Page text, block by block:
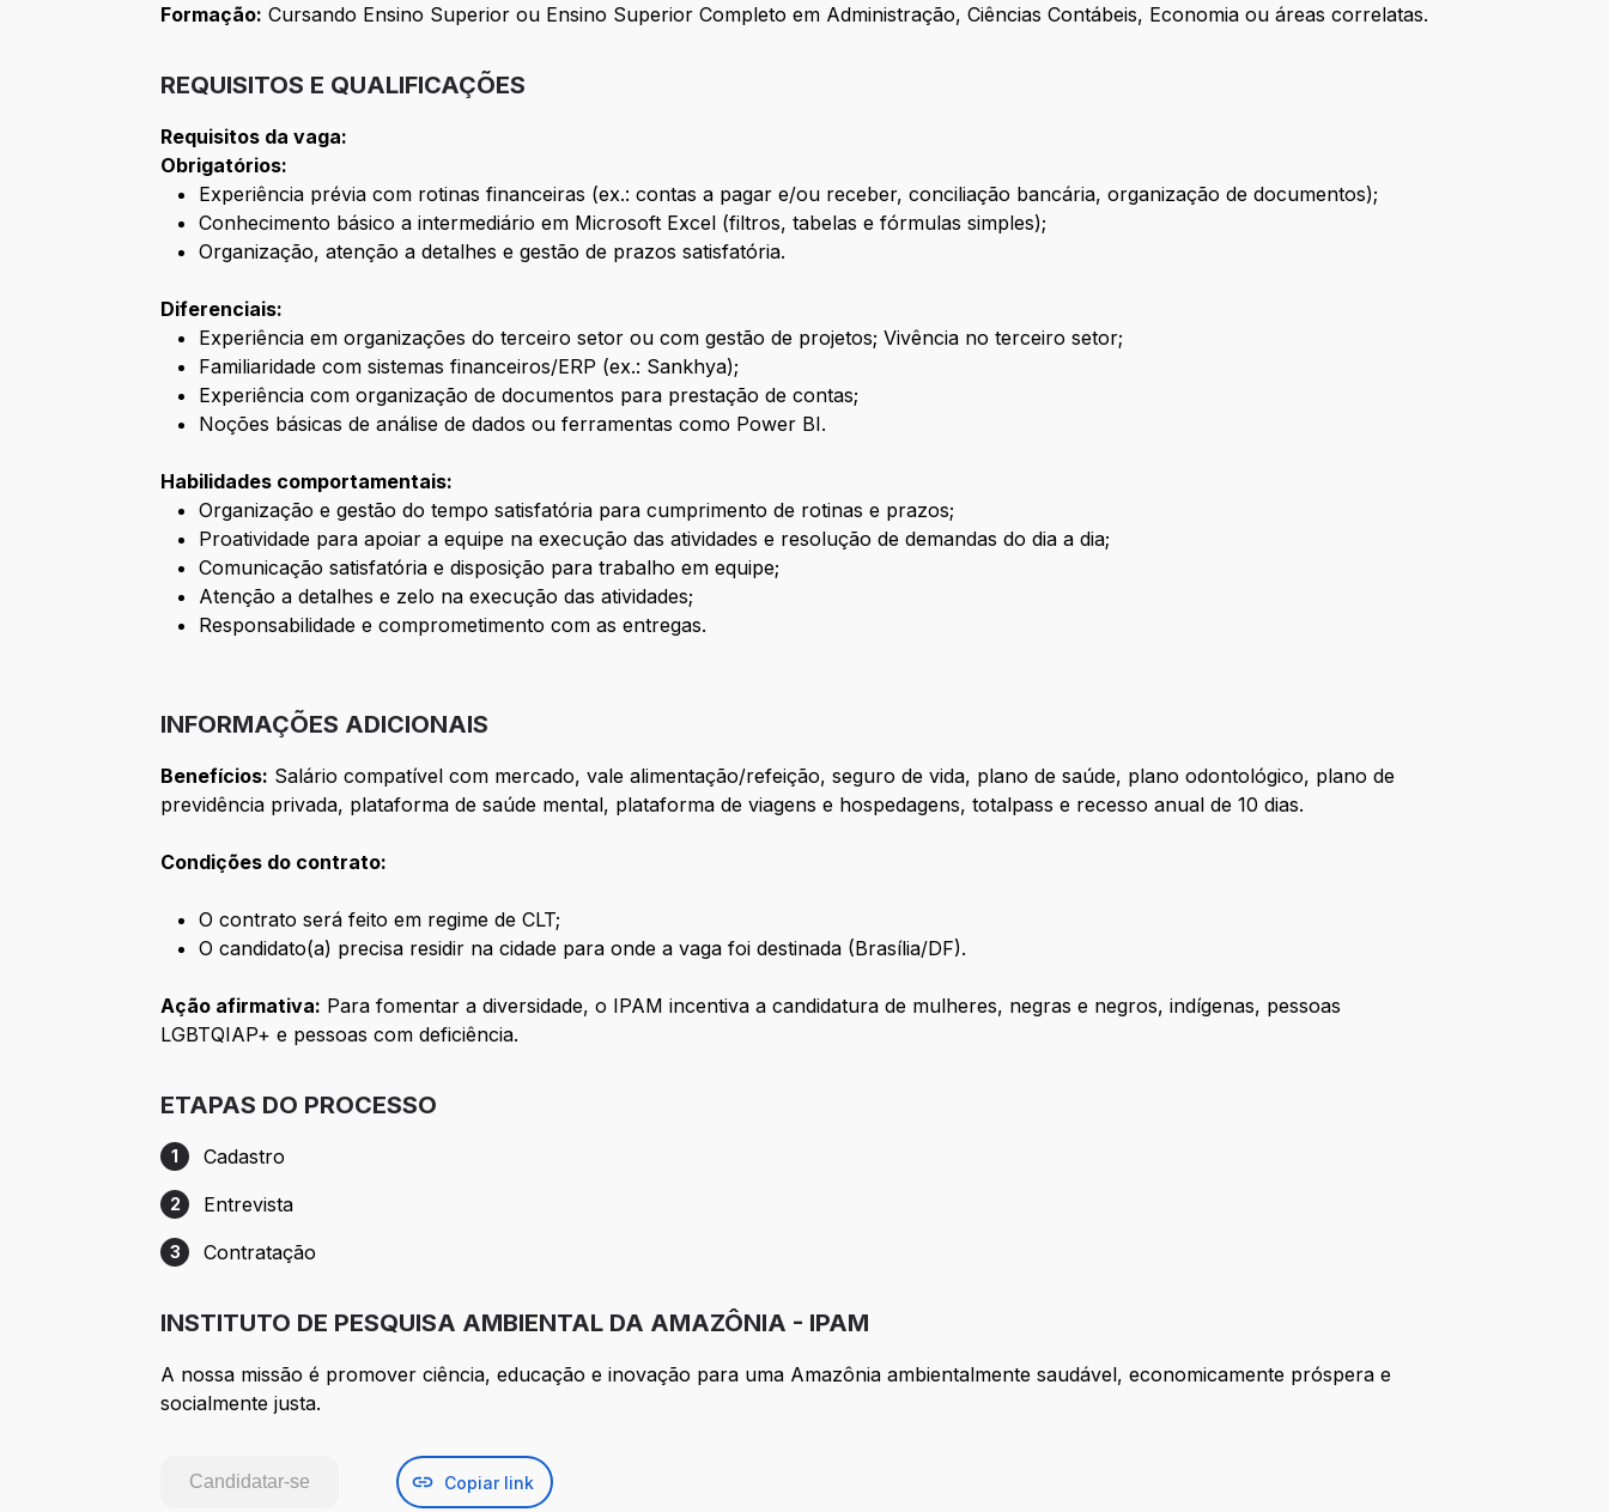
Formação: Cursando Ensino Superior ou Ensino Superior Completo em Administração, Ciências Contábeis, Economia ou áreas correlatas.
REQUISITOS E QUALIFICAÇÕES
Requisitos da vaga:
Obrigatórios:
Experiência prévia com rotinas financeiras (ex.: contas a pagar e/ou receber, conciliação bancária, organização de documentos);
Conhecimento básico a intermediário em Microsoft Excel (filtros, tabelas e fórmulas simples);
Organização, atenção a detalhes e gestão de prazos satisfatória.
Diferenciais:
Experiência em organizações do terceiro setor ou com gestão de projetos; Vivência no terceiro setor;
Familiaridade com sistemas financeiros/ERP (ex.: Sankhya);
Experiência com organização de documentos para prestação de contas;
Noções básicas de análise de dados ou ferramentas como Power BI.
Habilidades comportamentais:
Organização e gestão do tempo satisfatória para cumprimento de rotinas e prazos;
Proatividade para apoiar a equipe na execução das atividades e resolução de demandas do dia a dia;
Comunicação satisfatória e disposição para trabalho em equipe;
Atenção a detalhes e zelo na execução das atividades;
Responsabilidade e comprometimento com as entregas.
INFORMAÇÕES ADICIONAIS
Benefícios: Salário compatível com mercado, vale alimentação/refeição, seguro de vida, plano de saúde, plano odontológico, plano de
previdência privada, plataforma de saúde mental, plataforma de viagens e hospedagens, totalpass e recesso anual de 10 dias.
Condições do contrato:
O contrato será feito em regime de CLT;
O candidato(a) precisa residir na cidade para onde a vaga foi destinada (Brasília/DF).
Ação afirmativa: Para fomentar a diversidade, o IPAM incentiva a candidatura de mulheres, negras e negros, indígenas, pessoas
LGBTQIAP+ e pessoas com deficiência.
ETAPAS DO PROCESSO
Etapa 1: Cadastro
1 Cadastro
Etapa 2: Entrevista
2 Entrevista
Etapa 3: Contratação
3 Contratação
INSTITUTO DE PESQUISA AMBIENTAL DA AMAZÔNIA - IPAM
A nossa missão é promover ciência, educação e inovação para uma Amazônia ambientalmente saudável, economicamente próspera e
socialmente justa.
Candidatar-se Copiar link